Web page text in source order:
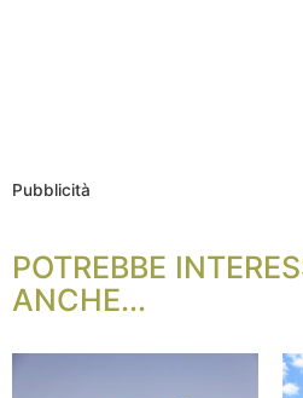
Pubblicità
POTREBBE
ANCHE...